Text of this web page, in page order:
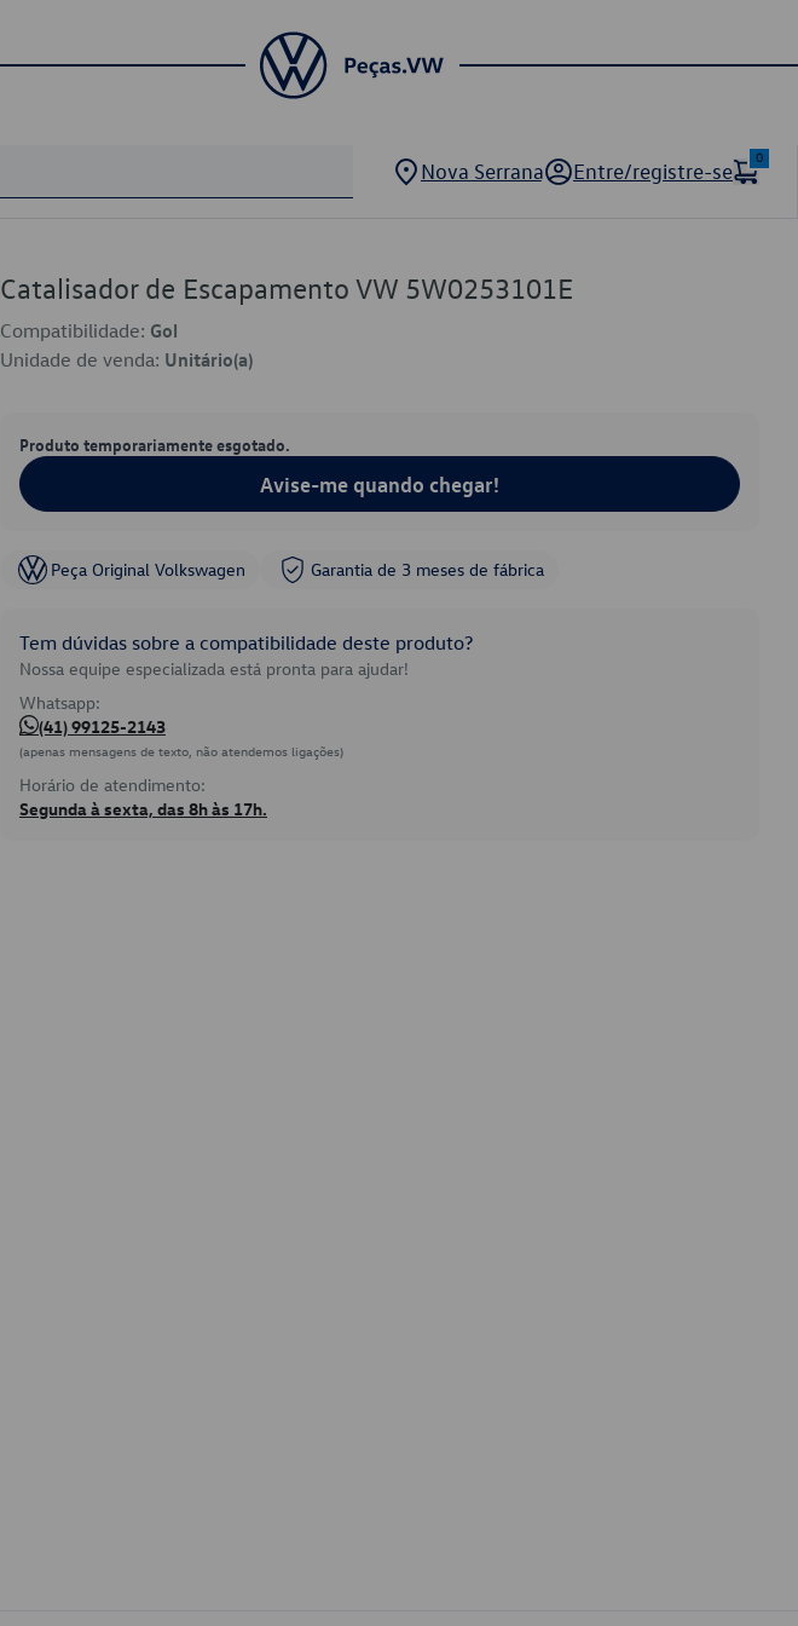
Nova Serrana Entre/registre-se
0
Catalisador de Escapamento VW 5W0253101E
Compatibilidade: Gol
Unidade de venda: Unitário(a)
Produto temporariamente esgotado.
Avise-me quando chegar!
Peça Original Volkswagen Garantia de 3 meses de fábrica
Tem dúvidas sobre a compatibilidade deste produto?
Nossa equipe especializada está pronta para ajudar!
Whatsapp:
(41) 99125-2143
(apenas mensagens de texto, não atendemos ligações)
Horário de atendimento:
Segunda à sexta, das 8h às 17h.